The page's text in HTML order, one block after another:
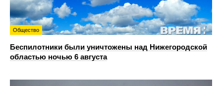
Общество
Беспилотники были уничтожены над Нижегородской
областью ночью 6 августа